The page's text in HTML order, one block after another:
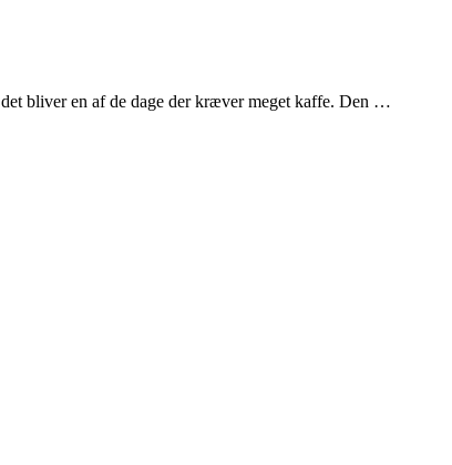
bliver en af de dage der kræver meget kaffe. Den …